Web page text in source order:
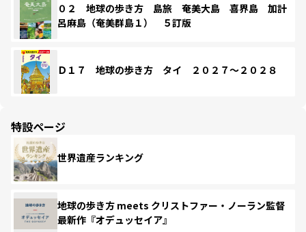
０２ 地球の歩き方 島旅 奄美大島 喜界島 加計
呂麻島（奄美群島１） ５訂版
Ｄ１７ 地球の歩き方 タイ ２０２７～２０２８
特設ページ
世界遺産ランキング
地球の歩き方 meets クリストファー・ノーラン監督
最新作『オデュッセイア』